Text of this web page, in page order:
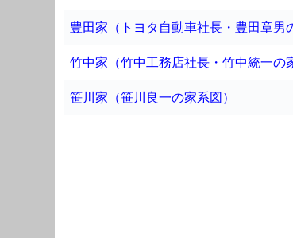
豊田家（トヨタ自動車社長・豊田章男
竹中家（竹中工務店社長・竹中統一の
笹川家（笹川良一の家系図）